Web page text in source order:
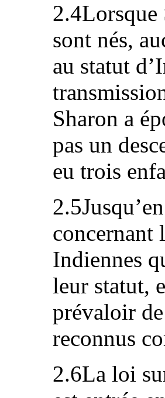
2.4Lorsque
sont nés,
au statut
Sharon a
pas un
eu trois
concernant
Indiennes
leur statut,
prévaloir
reconnus
2.6La loi